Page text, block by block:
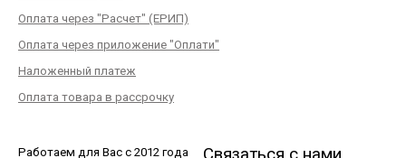
Оплата через "Расчет" (ЕРИП)
Оплата через приложение "Оплати"
Наложенный платеж
Оплата товара в рассрочку
Работаем для Вас с 2012 года
Связаться с нами